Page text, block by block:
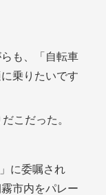
も、「自転車
乗りたいです
こだった。
に委嘱され
市内をパレー